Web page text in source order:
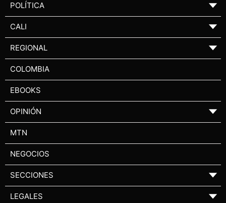
POLÍTICA ▼
CALI ▼
REGIONAL ▼
COLOMBIA
EBOOKS
OPINIÓN ▼
MTN
NEGOCIOS
SECCIONES ▼
LEGALES ▼